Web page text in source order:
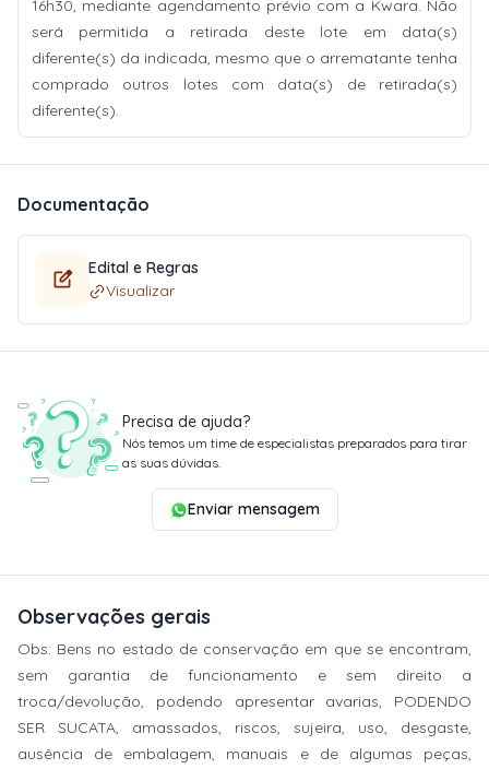
16h30, mediante agendamento prévio com a Kwara. Não
será permitida a retirada deste lote em data(s)
diferente(s) da indicada, mesmo que o arrematante tenha
comprado outros lotes com data(s) de retirada(s)
diferente(s).
Documentação
Edital e Regras
Visualizar
Precisa de ajuda?
Nós temos um time de especialistas preparados para tirar
as suas dúvidas.
Enviar mensagem
Observações gerais
Obs: Bens no estado de conservação em que se encontram,
sem garantia de funcionamento e sem direito a
troca/devolução, podendo apresentar avarias, PODENDO
SER SUCATA, amassados, riscos, sujeira, uso, desgaste,
ausência de embalagem, manuais e de algumas peças,